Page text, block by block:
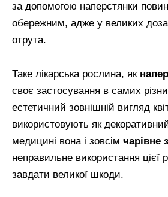
за допомогою наперстянки
обережним, адже у великих
отрута.
Таке лікарська рослина, як
своє застосування в самих
естетичний зовнішній вигляд
використовують як
медицині вона і зовсім чарівне
неправильне використання цієї
завдати великої шкоди.